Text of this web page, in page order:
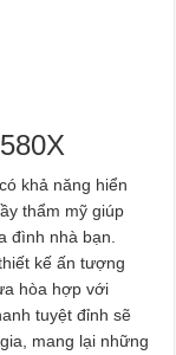
khả năng hiển
thẩm mỹ giúp
đình nhà bạn.
kế ấn tượng
hòa hợp với
tuyệt đỉnh sẽ
mang lại những